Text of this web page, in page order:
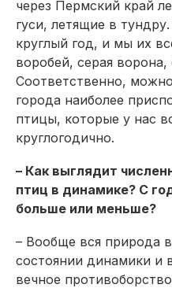
через Пермский край
гуси, летящие в
круглый год, и мы их
воробей, серая ворона,
Соответственно,
города наиболее
птицы, которые у нас
круглогодично.
– Как выглядит
птиц в динамике? С
больше или меньше?
– Вообще вся природа
состоянии динамики и
вечное